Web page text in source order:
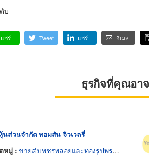
บ
แชร์ Tweet แชร์ อีเมล
ธุรกิจที่คุณอา
นส่วนจำกัด ทอมสัน จิวเวลรี่
หมู่ : ขายส่งเพชรพลอยและทองรูปพรรณ